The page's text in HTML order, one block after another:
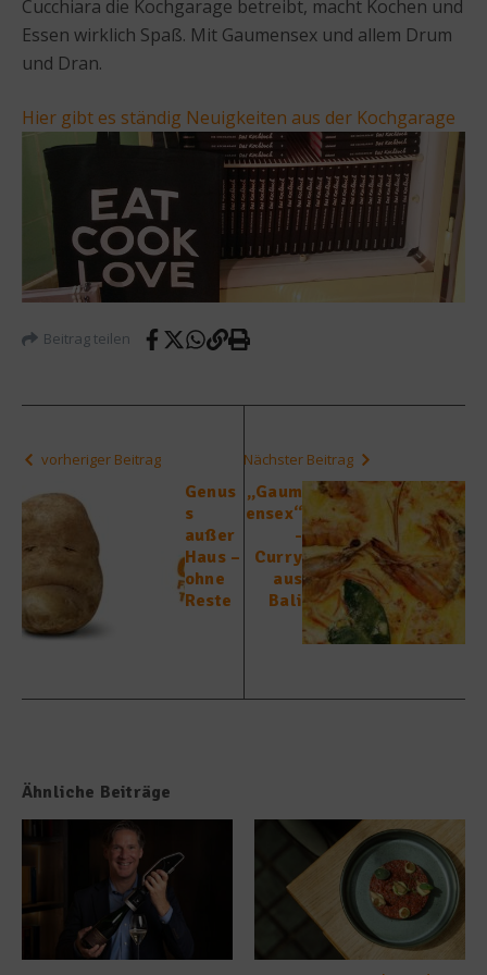
Cucchiara die Kochgarage betreibt, macht Kochen und
Essen wirklich Spaß. Mit Gaumensex und allem Drum
und Dran.
Hier gibt es ständig Neuigkeiten aus der Kochgarage
Beitrag teilen
vorheriger Beitrag
Genus
s
außer
Haus –
ohne
Reste
Nächster Beitrag
„Gaum
ensex“
-
Curry
aus
Bali
Ähnliche Beiträge